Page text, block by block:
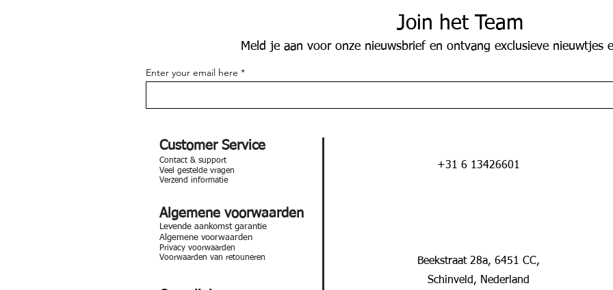
Join het Team
Meld je aan voor onze nieuwsbrief en ontvang exclusieve nieuwtjes
Enter your email here
Customer Service
Contact & support
Veel gestelde vragen
Verzend informatie
Algemene voorwaarden
Levende aankomst garantie
Algemene voorwaarden
Privacy voorwaarden
Voorwaarden van retouneren
+31 6 13426601
Beekstraat 28a, 6451 CC,
Schinveld, Nederland